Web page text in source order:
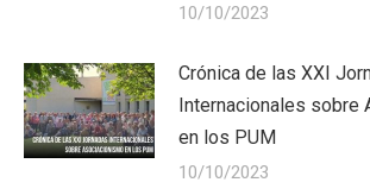
10/10/2023
Crónica de las XXI
Internacionales sobre
en los PUM
10/10/2023